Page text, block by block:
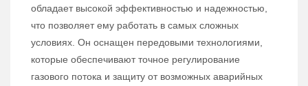
обладает высокой эффективностью и надежностью,
что позволяет ему работать в самых сложных
условиях. Он оснащен передовыми технологиями,
которые обеспечивают точное регулирование
газового потока и защиту от возможных аварийных